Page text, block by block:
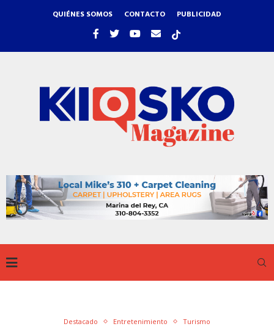
QUIÉNES SOMOS CONTACTO PUBLICIDAD
Destacado Entretenimiento Turismo